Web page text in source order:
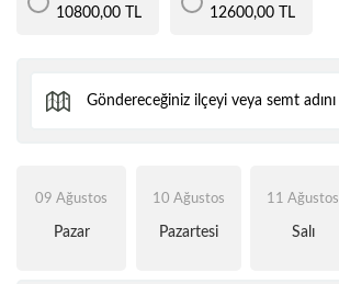
10800,00 TL
12600,00 TL
09 Ağustos
Pazar
10 Ağustos
Pazartesi
11 Ağustos
Salı